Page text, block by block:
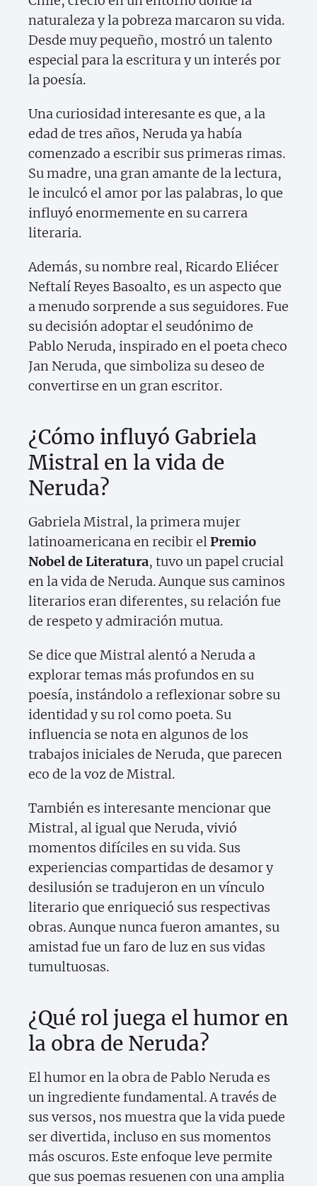
naturaleza y la pobreza marcaron su vida.
Desde muy pequeño, mostró un talento
especial para la escritura y un interés por
la poesía.
Una curiosidad interesante es que, a la
edad de tres años, Neruda ya había
comenzado a escribir sus primeras rimas.
Su madre, una gran amante de la lectura,
le inculcó el amor por las palabras, lo que
influyó enormemente en su carrera
literaria.
Además, su nombre real, Ricardo Eliécer
Neftalí Reyes Basoalto, es un aspecto que
a menudo sorprende a sus seguidores. Fue
su decisión adoptar el seudónimo de
Pablo Neruda, inspirado en el poeta checo
Jan Neruda, que simboliza su deseo de
convertirse en un gran escritor.
¿Cómo influyó Gabriela
Mistral en la vida de
Neruda?
Gabriela Mistral, la primera mujer
latinoamericana en recibir elPremio
Nobel de Literatura, tuvo un papel crucial
en la vida de Neruda. Aunque sus caminos
literarios eran diferentes, su relación fue
de respeto y admiración mutua.
Se dice que Mistral alentó a Neruda a
explorar temas más profundos en su
poesía, instándolo a reflexionar sobre su
identidad y su rol como poeta. Su
influencia se nota en algunos de los
trabajos iniciales de Neruda, que parecen
eco de la voz de Mistral.
También es interesante mencionar que
Mistral, al igual que Neruda, vivió
momentos difíciles en su vida. Sus
experiencias compartidas de desamor y
desilusión se tradujeron en un vínculo
literario que enriqueció sus respectivas
obras. Aunque nunca fueron amantes, su
amistad fue un faro de luz en sus vidas
tumultuosas.
¿Qué rol juega el humor en
la obra de Neruda?
El humor en la obra de Pablo Neruda es
un ingrediente fundamental. A través de
sus versos, nos muestra que la vida puede
ser divertida, incluso en sus momentos
más oscuros. Este enfoque leve permite
que sus poemas resuenen con una amplia